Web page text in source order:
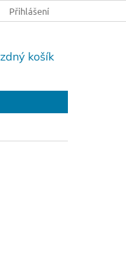
Přihlášení
košík